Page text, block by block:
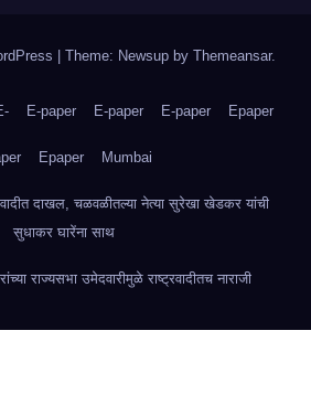
| Theme: Newsup by Themeansar.
E-paper E-paper E-paper Epaper
Epaper Mumbai
दाखल, चळवळीतल्या नेत्या सुरेखा खेडकर यांची
सुधाकर घारेंना साथ
राज्यसभा उमेदवारीमुळे राष्ट्रवादीतच नाराजी